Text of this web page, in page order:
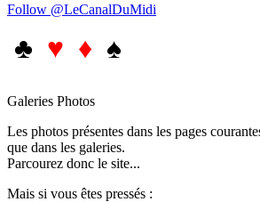
Follow @LeCanalDuMidi
♣ ♥ ♦ ♠
Galeries Photos
Les photos présentes dans les pages
que dans les galeries.
Parcourez donc le site...
Mais si vous êtes pressés :